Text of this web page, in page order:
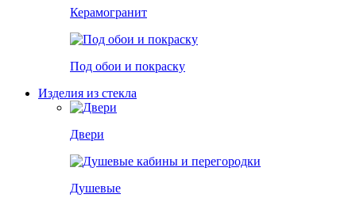
Керамогранит
Под обои и покраску
Изделия из стекла
Двери
Душевые